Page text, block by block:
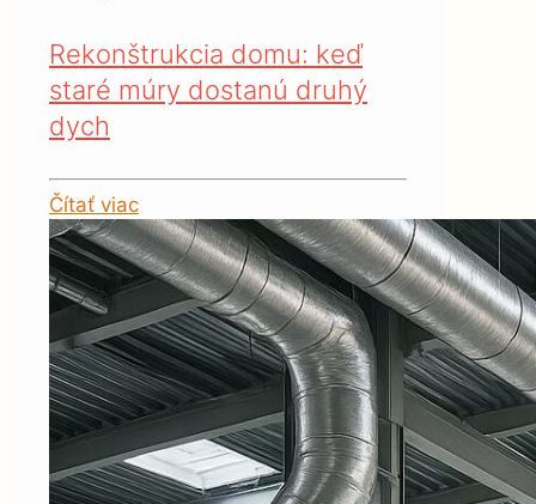
Rekonštrukcia domu: keď
staré múry dostanú druhý
dych
Čítať viac